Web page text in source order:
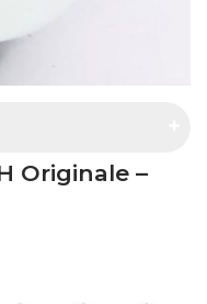
separata
Originale –